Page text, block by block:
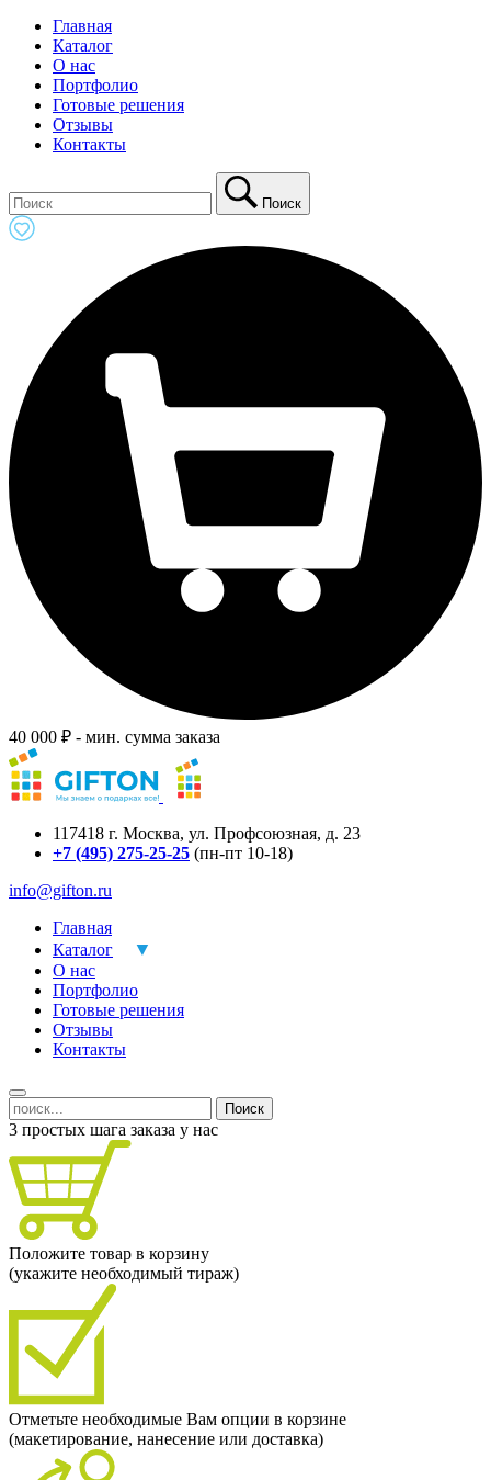
Главная
Каталог
О нас
Портфолио
Готовые решения
Отзывы
Контакты
Поиск
40 000 ₽ - мин. сумма заказа
117418 г. Москва, ул. Профсоюзная, д. 23
+7 (495) 275-25-25 (пн-пт 10-18)
info@gifton.ru
Главная
Каталог
О нас
Портфолио
Готовые решения
Отзывы
Контакты
Поиск
3 простых шага заказа у нас
Положите товар в корзину
(укажите необходимый тираж)
Отметьте необходимые Вам опции в корзине
(макетирование, нанесение или доставка)